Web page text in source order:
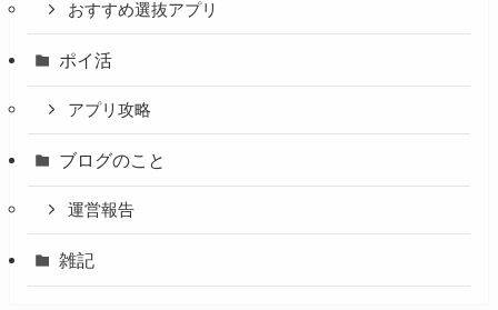
おすすめ選抜アプリ
ポイ活
アプリ攻略
ブログのこと
運営報告
雑記